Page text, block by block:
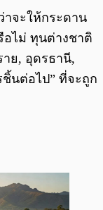
าจะให้กระดาน
อไม่ ทุนต่างชาติ
าย, อุดรธานี,
นต่อไป” ที่จะถูก